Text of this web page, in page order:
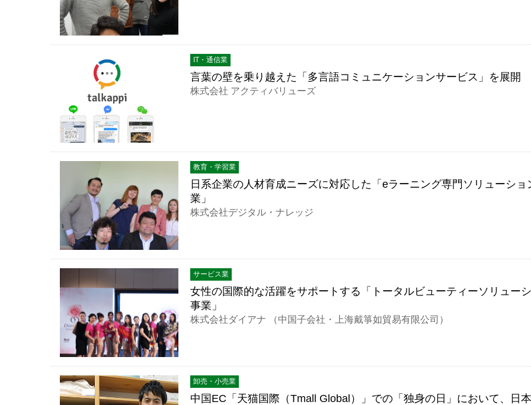
IT・通信業
言葉の壁を乗り越えた「多言語コミュニケーションサービス」を展開
株式会社 アクティバリューズ
教育・学習業
日系企業の人材育成ニーズに対応した「eラーニング専門ソリューショ
業」
株式会社デジタル・ナレッジ
サービス業
女性の国際的な活躍をサポートする「トータルビューティーソリュー
事業」
株式会社ダイアナ （中国子会社・上海戴箏如貿易有限公司）
卸売・小売業
中国EC「天猫国際（Tmall Global）」での「独身の日」において、日